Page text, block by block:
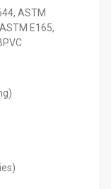
ASTM
E165,